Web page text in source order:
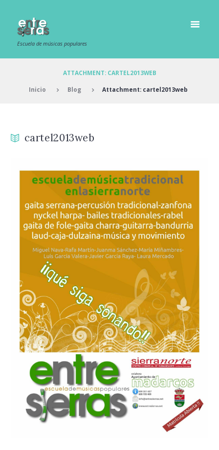
Escuela de músicas populares
ATTACHMENT: CARTEL2013WEB
Inicio Blog Attachment: cartel2013web
cartel2013web